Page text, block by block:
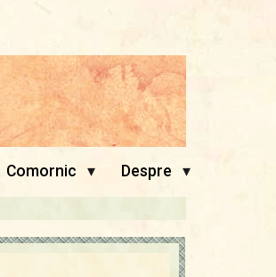
Comornic ▾ Despre ▾